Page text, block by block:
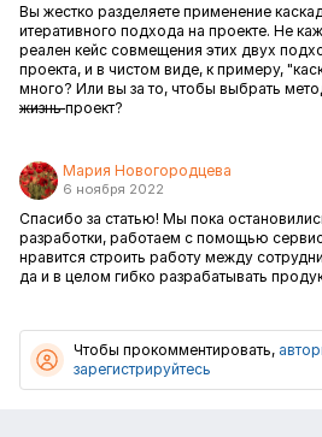
Вы жестко разделяете применение
итеративного подхода на проекте. Не
реален кейс совмещения этих двух
проекта, и в чистом виде, к примеру,
много? Или вы за то, чтобы выбрать
жизньпроект?
Мария Новогородцева
6 ноября 2022
Спасибо за статью! Мы пока
разработки, работаем с помощью
нравится строить работу между
да и в целом гибко разрабатывать
Чтобы прокомментировать,
зарегистрируйтесь